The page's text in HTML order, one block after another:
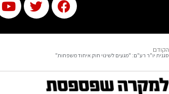
הקודם
סגנית יו"ר רע"ם: "מגעים לשינוי חוק איחוד משפחות"